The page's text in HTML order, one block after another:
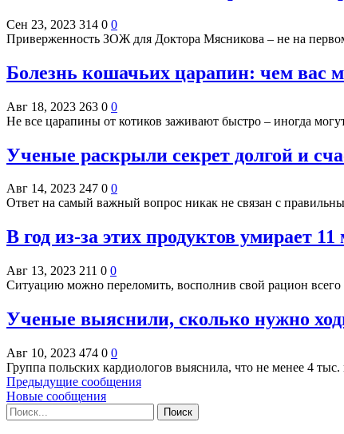
Сен 23, 2023 314 0 0
Приверженность ЗОЖ для Доктора Мясникова – не на
Болезнь кошачьих царапин: чем вас
Авг 18, 2023 263 0 0
Не все царапины от котиков заживают быстро – иногда
Ученые раскрыли секрет долгой и
Авг 14, 2023 247 0 0
Ответ на самый важный вопрос никак не связан с
В год из-за этих продуктов умирает
Авг 13, 2023 211 0 0
Ситуацию можно переломить, восполнив свой рацион
Ученые выяснили, сколько нужно
Авг 10, 2023 474 0 0
Группа польских кардиологов выяснила, что не менее 4
Предыдущие сообщения
Новые сообщения